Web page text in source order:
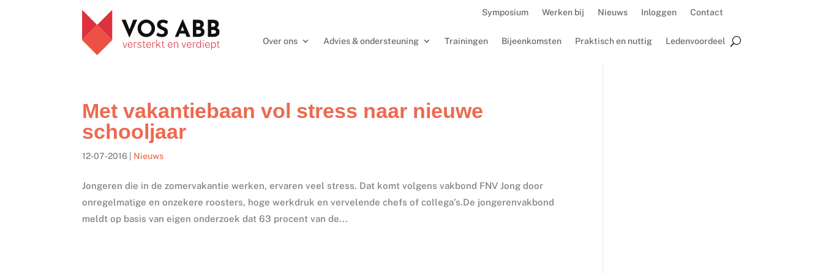
Symposium Werken bij Nieuws Inloggen Contact
Over ons Advies & ondersteuning Trainingen Bijeenkomsten Praktisch en nuttig Ledenvoordeel
Met vakantiebaan vol stress naar nieuwe
schooljaar
12-07-2016 Nieuws
Jongeren die in de zomervakantie werken, ervaren veel stress. Dat komt volgens vakbond FNV Jong door
onregelmatige en onzekere roosters, hoge werkdruk en vervelende chefs of collega’s.De jongerenvakbond
meldt op basis van eigen onderzoek dat 63 procent van de...